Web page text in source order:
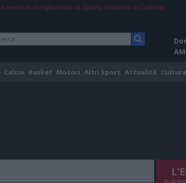
AM
Calcio Basket Motori Altri Sport Attualità